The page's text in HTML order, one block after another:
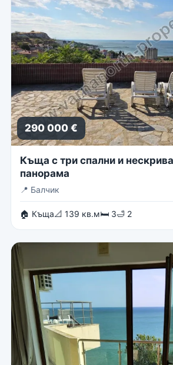
290 000 €
Къща с три спални и
панорама
📍 Балчик
🏠 Къща📐 139 кв.м🛏 3🛁 2